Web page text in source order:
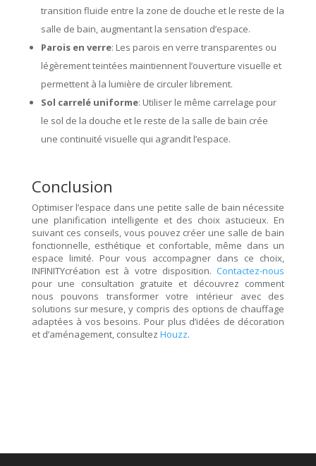
transition fluide entre la zone de douche et le reste de la
salle de bain, augmentant la sensation d’espace.
Parois en verre: Les parois en verre transparentes ou
légèrement teintées maintiennent l’ouverture visuelle et
permettent à la lumière de circuler librement.
Sol carrelé uniforme: Utiliser le même carrelage pour
le sol de la douche et le reste de la salle de bain crée
une continuité visuelle qui agrandit l’espace.
Conclusion
Optimiser l’espace dans une petite salle de bain nécessite
une planification intelligente et des choix astucieux. En
suivant ces conseils, vous pouvez créer une salle de bain
fonctionnelle, esthétique et confortable, même dans un
espace limité. Pour vous accompagner dans ce choix,
INFINITYcréation est à votre disposition.Contactez-nous
pour une consultation gratuite et découvrez comment
nous pouvons transformer votre intérieur avec des
solutions sur mesure, y compris des options de chauffage
adaptées à vos besoins. Pour plus d’idées de décoration
et d’aménagement, consultez Houzz.